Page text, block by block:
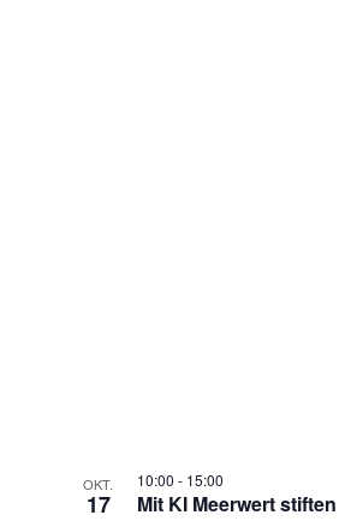
OKT.
17
10:00 - 15:00
Mit KI Meerwert stiften